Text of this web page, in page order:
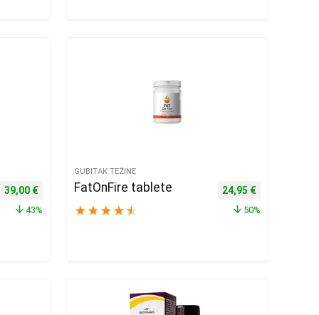
Izvorna cijena bila je: 69,00 €.
39,00 €Trenutna cijena je: 39,00 €.
43%
GUBITAK TEŽINE
FatOnFire tablete
★ ★ ★ ★ ★
Izvorna cijena bila
24,95 €Trenutna
50%